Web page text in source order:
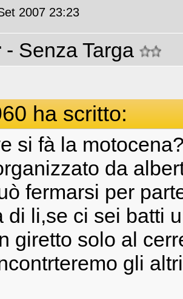
2007 23:23
- Senza Targa
ha scritto:
si fà la
da
fermarsi per
di li,se ci sei batti
giretto solo al
gli